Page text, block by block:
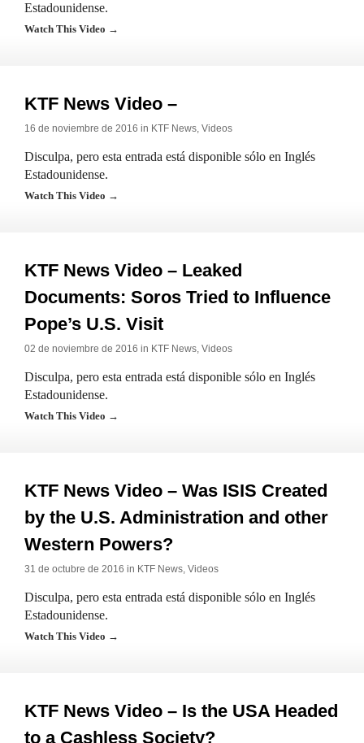
Estadounidense.
Watch This Video →
KTF News Video –
16 de noviembre de 2016 in KTF News, Videos
Disculpa, pero esta entrada está disponible sólo en Inglés
Estadounidense.
Watch This Video →
KTF News Video – Leaked
Documents: Soros Tried to Influence
Pope’s U.S. Visit
02 de noviembre de 2016 in KTF News, Videos
Disculpa, pero esta entrada está disponible sólo en Inglés
Estadounidense.
Watch This Video →
KTF News Video – Was ISIS Created
by the U.S. Administration and other
Western Powers?
31 de octubre de 2016 in KTF News, Videos
Disculpa, pero esta entrada está disponible sólo en Inglés
Estadounidense.
Watch This Video →
KTF News Video – Is the USA Headed
to a Cashless Society?